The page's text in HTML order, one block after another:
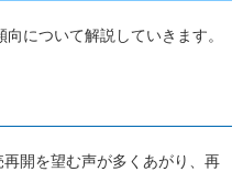
について解説していきます。
開を望む声が多くあがり、再